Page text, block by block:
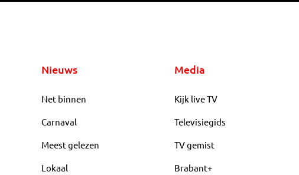
Nieuws
Net binnen
Carnaval
Meest gelezen
Lokaal
Media
Kijk live TV
Televisiegids
TV gemist
Brabant+